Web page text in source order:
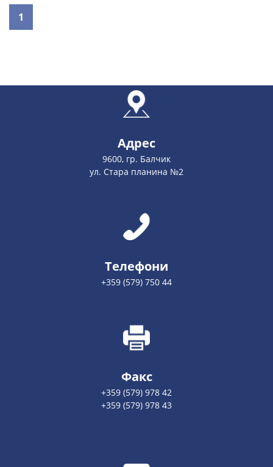
1
Адрес
9600, гр. Балчик
ул. Стара планина №2
Телефони
+359 (579) 750 44
Факс
+359 (579) 978 42
+359 (579) 978 43